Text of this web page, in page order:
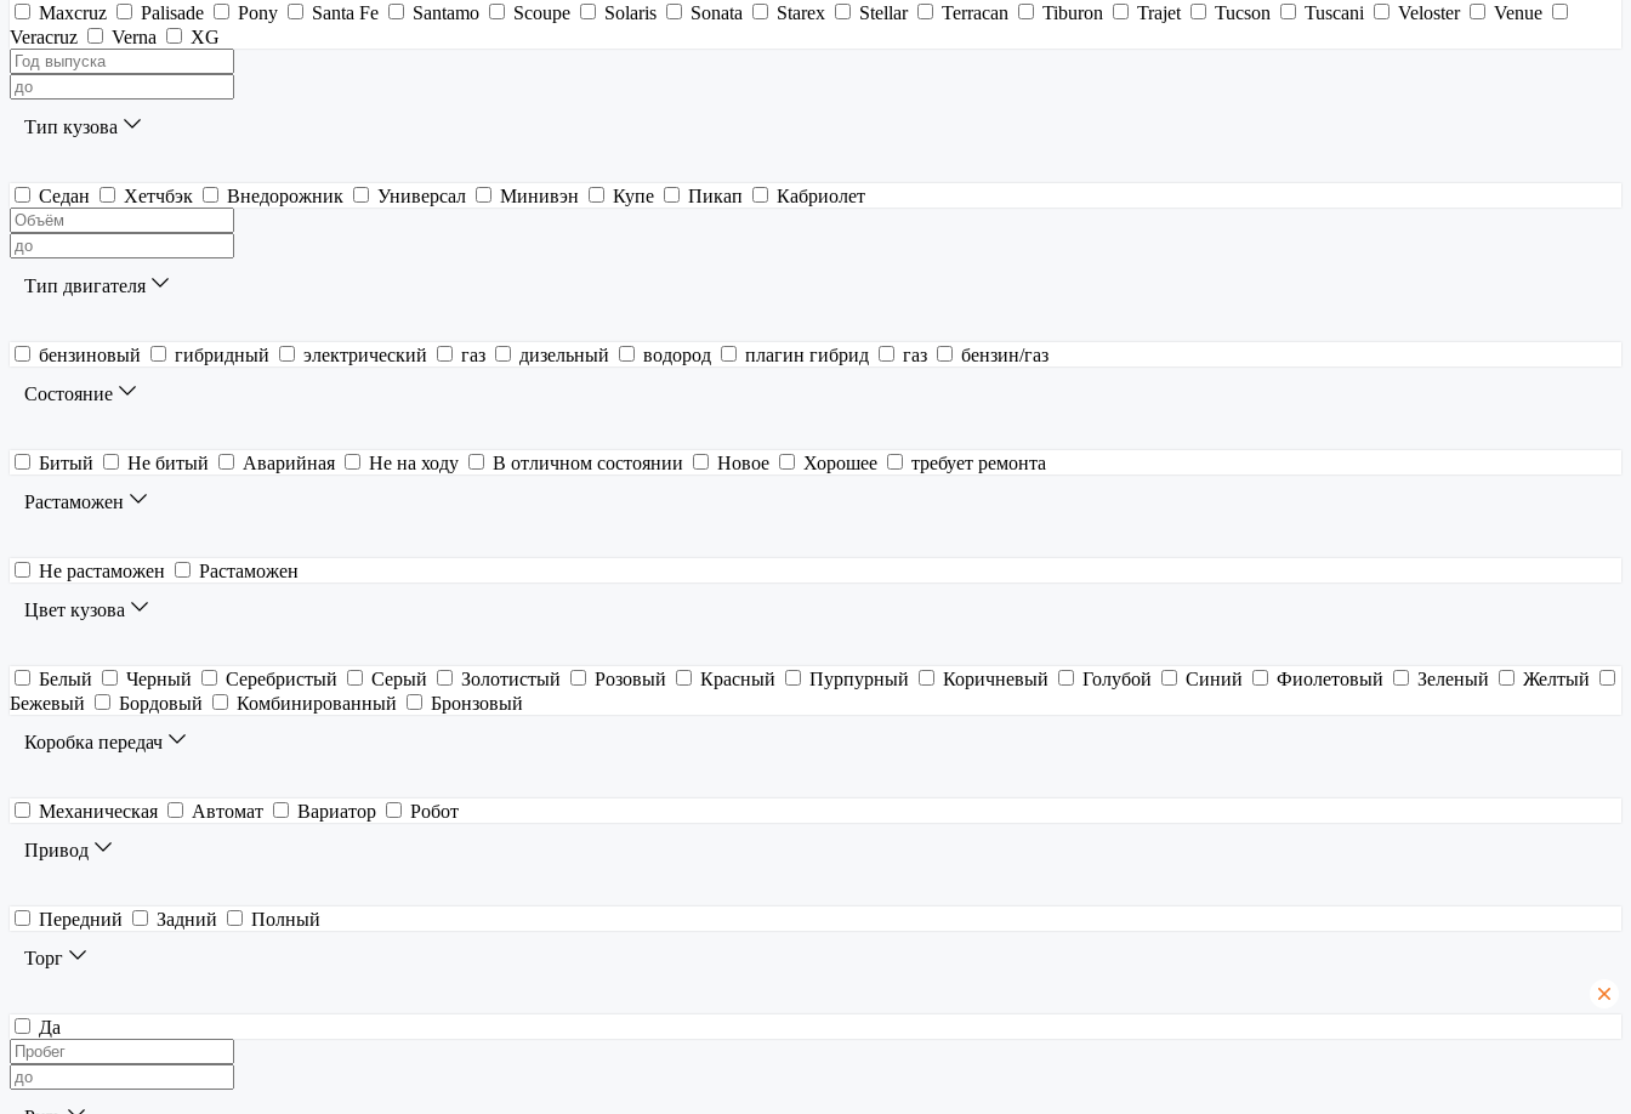
Maxcruz
Palisade Pony Santa Fe Santamo Scoupe Solaris Sonata Starex Stellar Terracan Tiburon Trajet Tucson Tuscani Veloster
Venue
Veracruz
Verna XG
Тип кузова
Седан Хетчбэк Внедорожник Универсал Минивэн Купе Пикап Кабриолет
Тип двигателя
бензиновый гибридный электрический газ дизельный водород плагин гибрид газ
бензин/газ
Состояние
Битый Не битый Аварийная Не на ходу В отличном состоянии Новое Хорошее
требует ремонта
Растаможен
Не растаможен
Растаможен
Цвет кузова
Белый Черный Серебристый Серый Золотистый Розовый Красный Пурпурный Коричневый Голубой Синий Фиолетовый Зеленый
Желтый
Бежевый
Бордовый Комбинированный
Бронзовый
Коробка передач
Механическая Автомат Вариатор
Робот
Привод
Передний Задний
Полный
Торг
Да